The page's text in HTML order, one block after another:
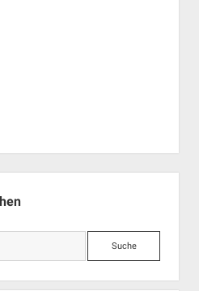
Suche